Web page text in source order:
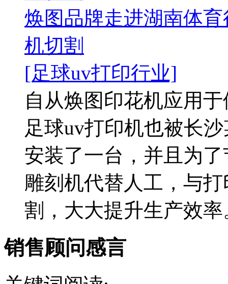
焕图品牌走进湖南体
机切割
[足球uv打印行业]
自从焕图印花机应用
足球uv打印机也被长
安装了一台，并且为
雕刻机代替人工，与
割，大大提升生产效率
销售顾问感言